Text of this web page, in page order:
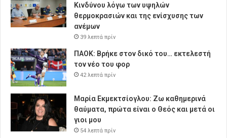
Κινδύνου λόγω των υψηλών
θερμοκρασιών και της ενίσχυσης των
ανέμων
39 λεπτά πρίν
ΠΑΟΚ: Βρήκε στον δικό του… εκτελεστή
τον νέο του φορ
42 λεπτά πρίν
Μαρία Εκμεκτσίογλου: Ζω καθημερινά
θαύματα, πρώτα είναι ο Θεός και μετά οι
γιοι μου
54 λεπτά πρίν